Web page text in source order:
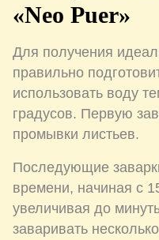
«Neo Puer»
Для получения
правильно
использовать воду
градусов. Первую
промывки листьев.
Последующие
времени, начиная с
увеличивая до
заваривать